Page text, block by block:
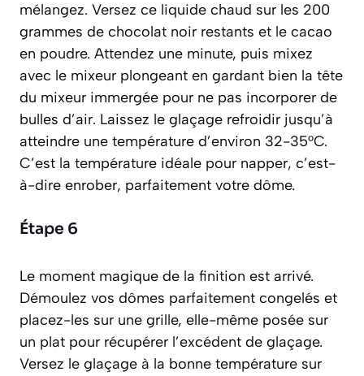
mélangez. Versez ce liquide chaud sur les 200
grammes de chocolat noir restants et le cacao
en poudre. Attendez une minute, puis mixez
avec le mixeur plongeant en gardant bien la tête
du mixeur immergée pour ne pas incorporer de
bulles d’air. Laissez le glaçage refroidir jusqu’à
atteindre une température d’environ 32-35°C.
C’est la température idéale pour napper, c’est-
à-dire enrober, parfaitement votre dôme.
Étape 6
Le moment magique de la finition est arrivé.
Démoulez vos dômes parfaitement congelés et
placez-les sur une grille, elle-même posée sur
un plat pour récupérer l’excédent de glaçage.
Versez le glaçage à la bonne température sur